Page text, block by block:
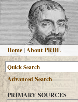
Home |About PRDL
AdvancedSearch
PRIMARY SOURCES